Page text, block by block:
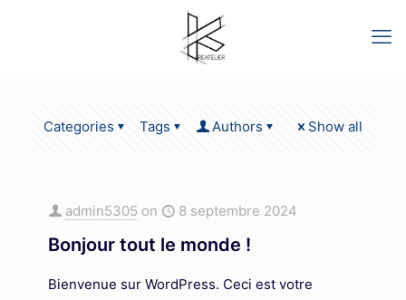
Categories Tags Authors Show all
admin5305 on 8 septembre 2024
Bonjour tout le monde !
Bienvenue sur WordPress. Ceci est votre